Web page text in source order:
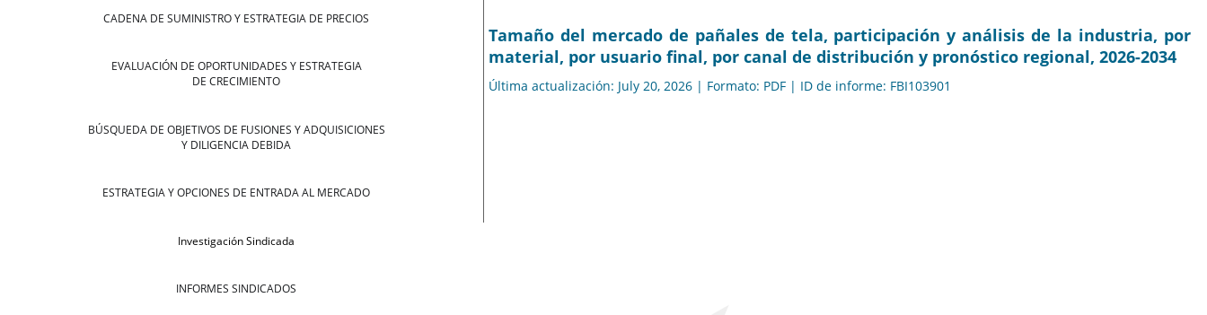
CADENA DE SUMINISTRO Y ESTRATEGIA DE PRECIOS
EVALUACIÓN DE OPORTUNIDADES Y ESTRATEGIA
DE CRECIMIENTO
BÚSQUEDA DE OBJETIVOS DE FUSIONES Y ADQUISICIONES
Y DILIGENCIA DEBIDA
ESTRATEGIA Y OPCIONES DE ENTRADA AL MERCADO
Investigación Sindicada
INFORMES SINDICADOS
Tamaño del mercado de pañales de tela, participación y análisis de la industria, por
material, por usuario final, por canal de distribución y pronóstico regional, 2026-2034
Última actualización: July 20, 2026 | Formato: PDF | ID de informe: FBI103901